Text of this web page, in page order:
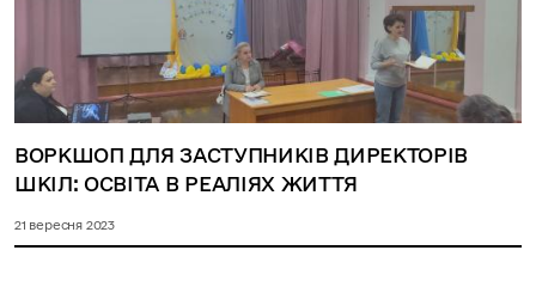
ВОРКШОП ДЛЯ ЗАСТУПНИКІВ ДИРЕКТОРІВ
ШКІЛ: ОСВІТА В РЕАЛІЯХ ЖИТТЯ
21 вересня 2023